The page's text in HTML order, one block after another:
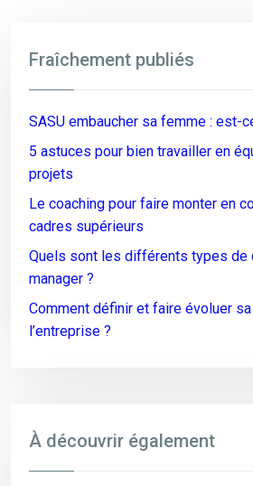
Fraîchement publiés
SASU embaucher sa femme : est-
5 astuces pour bien travailler en
projets
Le coaching pour faire monter en
cadres supérieurs
Quels sont les différents types de
manager ?
Comment définir et faire évoluer
l’entreprise ?
À découvrir également